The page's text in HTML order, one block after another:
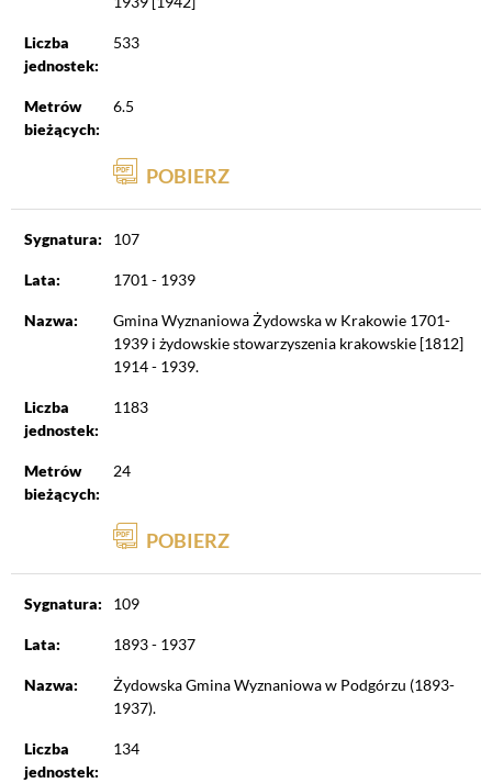
Liczba
jednostek:
533
Metrów
bieżących:
6.5
POBIERZ
Sygnatura: 107
Lata: 1701 - 1939
Nazwa:
Gmina Wyznaniowa Żydowska w Krakowie 1701-
1939 i żydowskie stowarzyszenia krakowskie [1812]
1914 - 1939.
Liczba
jednostek:
1183
Metrów
bieżących:
24
POBIERZ
Sygnatura: 109
Lata: 1893 - 1937
Nazwa:
Żydowska Gmina Wyznaniowa w Podgórzu (1893-
1937).
Liczba
jednostek:
134